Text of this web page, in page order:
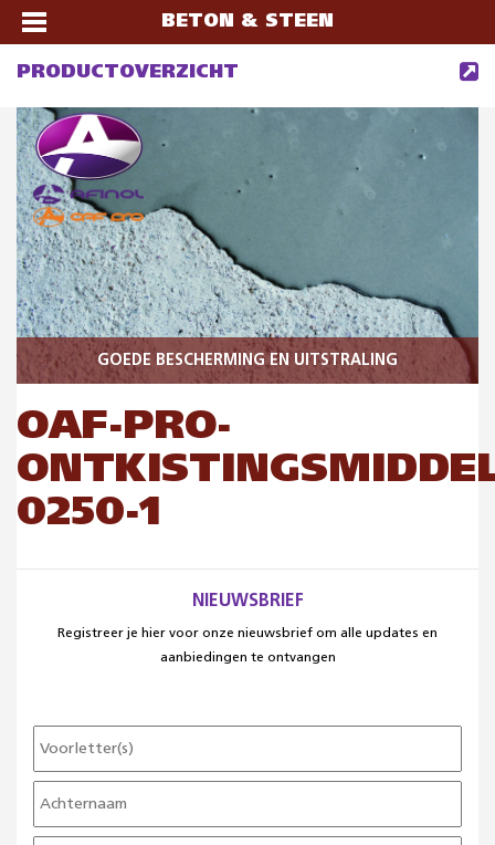
BETON & STEEN
PRODUCTOVERZICHT
GOEDE BESCHERMING EN UITSTRALING
OAF-PRO-
0250-1
NIEUWSBRIEF
Registreer je hier voor onze nieuwsbrief om alle updates en
aanbiedingen te ontvangen